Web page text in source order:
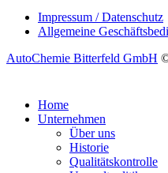
Impressum / Datenschutz
Allgemeine
AutoChemie Bitterfeld GmbH
Home
Unternehmen
Über uns
Historie
Qualitätskontrolle